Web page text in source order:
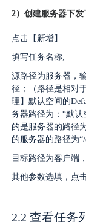
2）创建服务器下发
点击【新增】
填写任务名称;
源路径为服务器，
径；（路径是相对
理】默认空间的
务器路径为：“默认
的是服务器的路径
的服务器的路径为“/
目标路径为客户端
其他参数选填，点
2.2 查看任务